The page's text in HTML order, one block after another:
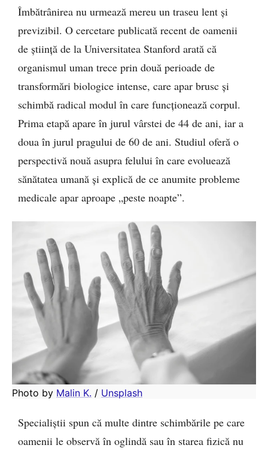
Îmbătrânirea nu urmează mereu un traseu lent și
previzibil. O cercetare publicată recent de oamenii
de știință de la Universitatea Stanford arată că
organismul uman trece prin două perioade de
transformări biologice intense, care apar brusc și
schimbă radical modul în care funcționează corpul.
Prima etapă apare în jurul vârstei de 44 de ani, iar a
doua în jurul pragului de 60 de ani. Studiul oferă o
perspectivă nouă asupra felului în care evoluează
sănătatea umană și explică de ce anumite probleme
medicale apar aproape „peste noapte”.
Photo by Malin K. / Unsplash
Specialiștii spun că multe dintre schimbările pe care
oamenii le observă în oglindă sau în starea fizică nu